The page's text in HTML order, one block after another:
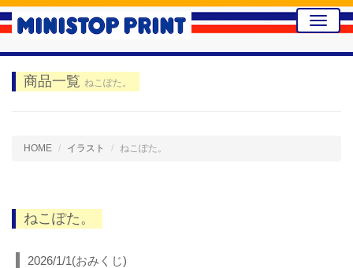
Toggle
商品一覧 ねこぽた。
HOME イラスト ねこぽた。
ねこぽた。
2026/1/1(おみくじ)